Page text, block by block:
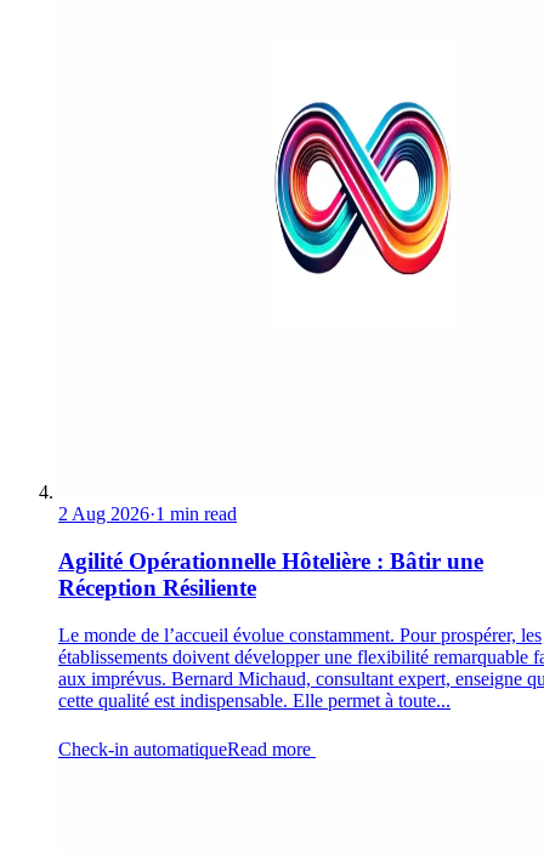
2 Aug 2026·1 min read
Agilité Opérationnelle Hôtelière : Bâtir une
Réception Résiliente
Le monde de l’accueil évolue constamment. Pour prospérer, les
établissements doivent développer une flexibilité remarquable
aux imprévus. Bernard Michaud, consultant expert, enseigne
cette qualité est indispensable. Elle permet à toute...
Check-in automatiqueRead more